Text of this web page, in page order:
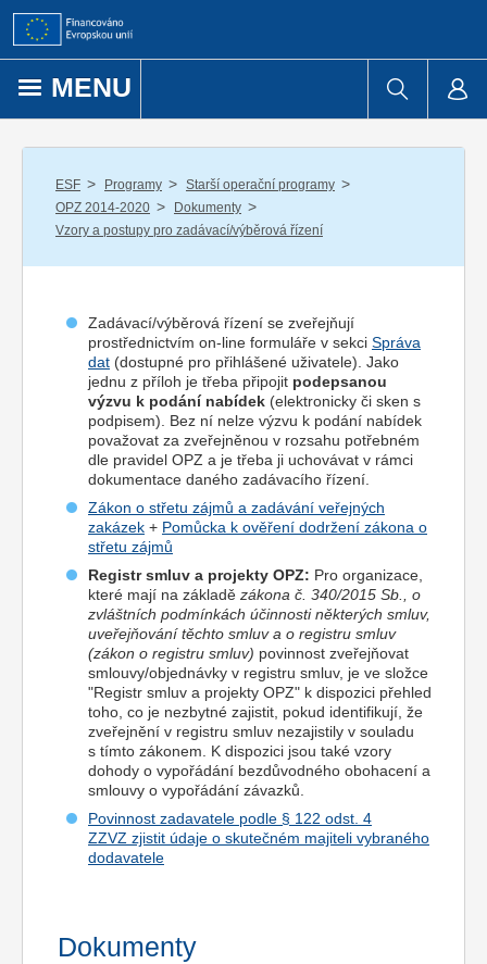
Přejít k obsahu
MENU
ESF / Programy / Starší operační programy /
OPZ 2014-2020 / Dokumenty /
Vzory a postupy pro zadávací/výběrová řízení
Zadávací/výběrová řízení se zveřejňují
prostřednictvím on-line formuláře v sekci Správa
dat (dostupné pro přihlášené uživatele). Jako
jednu z příloh je třeba připojit podepsanou
výzvu k podání nabídek (elektronicky či sken s
podpisem). Bez ní nelze výzvu k podání nabídek
považovat za zveřejněnou v rozsahu potřebném
dle pravidel OPZ a je třeba ji uchovávat v rámci
dokumentace daného zadávacího řízení.
Zákon o střetu zájmů a zadávání veřejných
zakázek + Pomůcka k ověření dodržení zákona o
střetu zájmů
Registr smluv a projekty OPZ: Pro organizace,
které mají na základě zákona č. 340/2015 Sb., o
zvláštních podmínkách účinnosti některých smluv,
uveřejňování těchto smluv a o registru smluv
(zákon o registru smluv) povinnost zveřejňovat
smlouvy/objednávky v registru smluv, je ve složce
"Registr smluv a projekty OPZ" k dispozici přehled
toho, co je nezbytné zajistit, pokud identifikují, že
zveřejnění v registru smluv nezajistily v souladu
s tímto zákonem. K dispozici jsou také vzory
dohody o vypořádání bezdůvodného obohacení a
smlouvy o vypořádání závazků.
Povinnost zadavatele podle § 122 odst. 4
ZZVZ zjistit údaje o skutečném majiteli vybraného
dodavatele
Dokumenty